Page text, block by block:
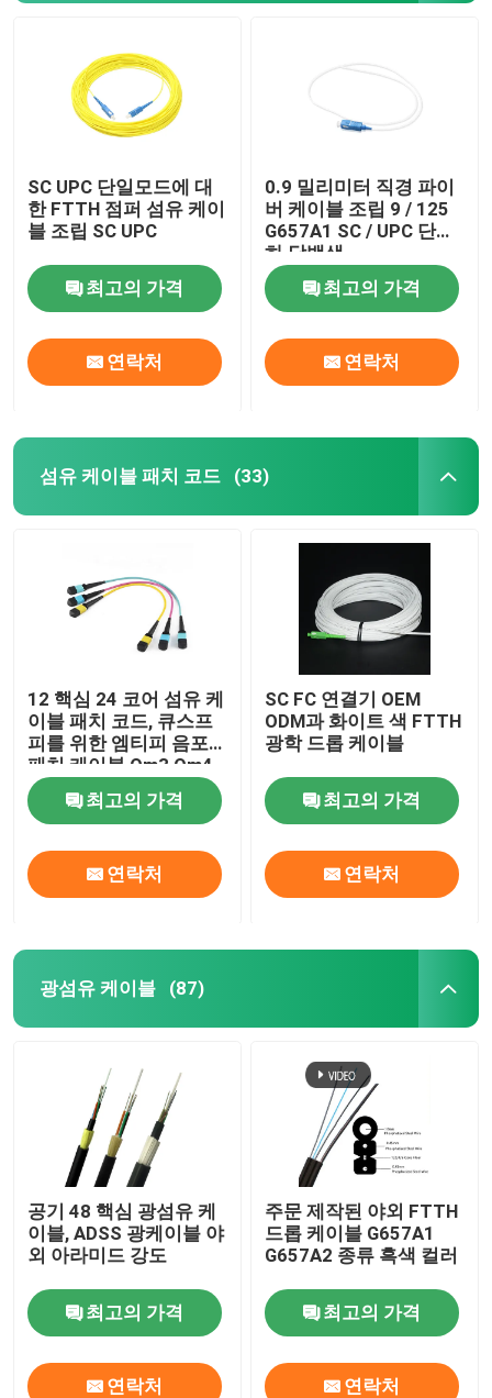
이더넷 패치 케이블
섬유 시험 장비
SC UPC 단일모드에 대
한 FTTH 점퍼 섬유 케이
블 조립 SC UPC
최고의 가격
연락처
0.9 밀리미터 직경 파이
버 케이블 조립 9 / 125
G657A1 SC / UPC 단순
하 닦백색
최고의 가격
연락처
섬유 케이블 패치 코드 (33)
12 핵심 24 코어 섬유 케
이블 패치 코드, 큐스프
피를 위한 엠티피 음포
패치 케이블 Om3 Om4
최고의 가격
연락처
SC FC 연결기 OEM
ODM과 화이트 색 FTTH
광학 드롭 케이블
최고의 가격
연락처
광섬유 케이블 (87)
공기 48 핵심 광섬유 케
이블, ADSS 광케이블 야
외 아라미드 강도
최고의 가격
연락처
주문 제작된 야외 FTTH
드롭 케이블 G657A1
G657A2 종류 흑색 컬러
최고의 가격
연락처